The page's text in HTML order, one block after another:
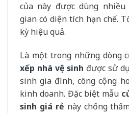
của này được dùng
gian có diện tích hạn chế.
kỳ hiệu quả.
Là một trong những dòng
xếp nhà vệ sinh được sử
sinh gia đình, công cộng
kinh doanh. Đặc biệt mẫu
sinh giá rẻ này chống